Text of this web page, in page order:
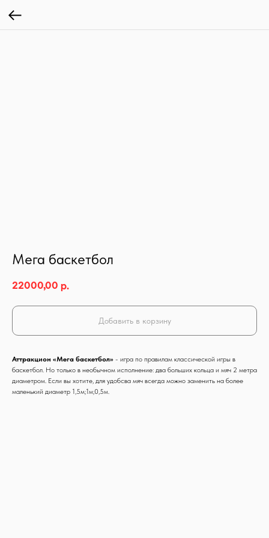
Мега баскетбол
22000,00 р.
Добавить в корзину
Аттракцион «Мега баскетбол» - игра по правилам классической игры в
баскетбол. Но только в необычном исполнение: два больших кольца и мяч 2 метра
диаметром. Если вы хотите, для удобсва мяч всегда можно заменить на более
маленький диаметр 1,5м;1м;0,5м.